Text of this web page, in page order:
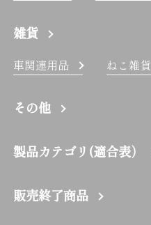
雑貨
車関連用品 ねこ雑貨
その他
製品カテゴリ(適合表）
販売終了商品